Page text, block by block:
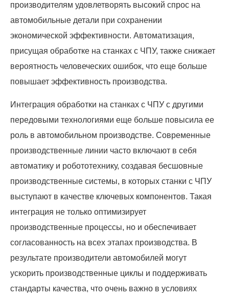
производителям удовлетворять высокий спрос на
автомобильные детали при сохранении
экономической эффективности. Автоматизация,
присущая обработке на станках с ЧПУ, также снижает
вероятность человеческих ошибок, что еще больше
повышает эффективность производства.
Интеграция обработки на станках с ЧПУ с другими
передовыми технологиями еще больше повысила ее
роль в автомобильном производстве. Современные
производственные линии часто включают в себя
автоматику и робототехнику, создавая бесшовные
производственные системы, в которых станки с ЧПУ
выступают в качестве ключевых компонентов. Такая
интеграция не только оптимизирует
производственные процессы, но и обеспечивает
согласованность на всех этапах производства. В
результате производители автомобилей могут
ускорить производственные циклы и поддерживать
стандарты качества, что очень важно в условиях